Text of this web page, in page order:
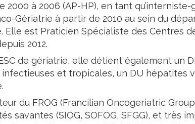
2000 à 2006 (AP-HP), en tant qu’interniste-
Gériatrie à partir de 2010 au sein du
Elle est Praticien Spécialiste des Centres
2012.
de gériatrie, elle détient également un
et tropicales, un DU hépatites
du FROG (Francilian Oncogeriatric
savantes (SIOG, SOFOG, SFGG), et très